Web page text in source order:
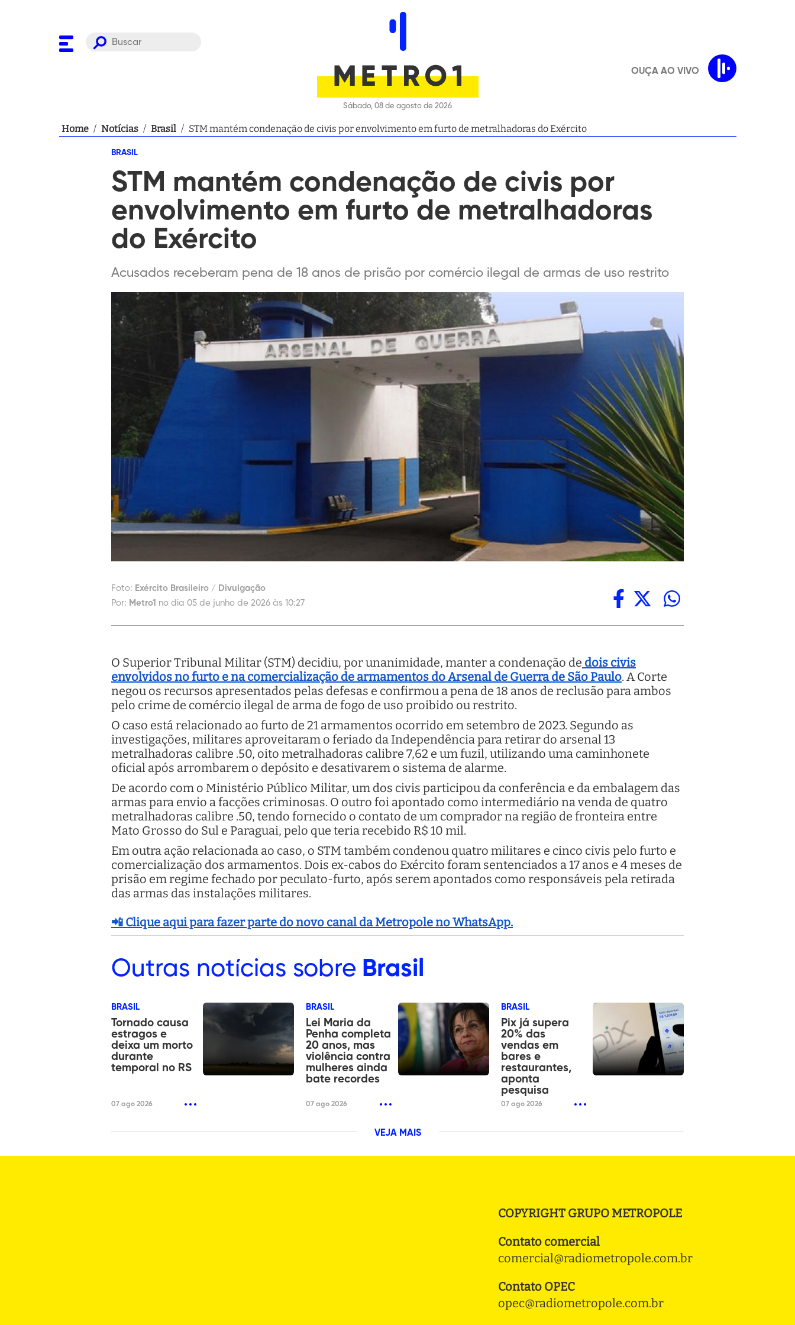
Sábado, 08 de agosto de 2026
OUÇA AO VIVO
Home / Notícias / Brasil / STM mantém condenação de civis por envolvimento em furto de metralhadoras do Exército
BRASIL
STM mantém condenação de civis por
envolvimento em furto de metralhadoras
do Exército
Acusados receberam pena de 18 anos de prisão por comércio ilegal de armas de uso restrito
Foto: Exército Brasileiro / Divulgação
Por: Metro1 no dia 05 de junho de 2026 às 10:27
O Superior Tribunal Militar (STM) decidiu, por unanimidade, manter a condenação de dois civis
envolvidos no furto e na comercialização de armamentos do Arsenal de Guerra de São Paulo. A Corte
negou os recursos apresentados pelas defesas e confirmou a pena de 18 anos de reclusão para ambos
pelo crime de comércio ilegal de arma de fogo de uso proibido ou restrito.
O caso está relacionado ao furto de 21 armamentos ocorrido em setembro de 2023. Segundo as
investigações, militares aproveitaram o feriado da Independência para retirar do arsenal 13
metralhadoras calibre .50, oito metralhadoras calibre 7,62 e um fuzil, utilizando uma caminhonete
oficial após arrombarem o depósito e desativarem o sistema de alarme.
De acordo com o Ministério Público Militar, um dos civis participou da conferência e da embalagem das
armas para envio a facções criminosas. O outro foi apontado como intermediário na venda de quatro
metralhadoras calibre .50, tendo fornecido o contato de um comprador na região de fronteira entre
Mato Grosso do Sul e Paraguai, pelo que teria recebido R$ 10 mil.
Em outra ação relacionada ao caso, o STM também condenou quatro militares e cinco civis pelo furto e
comercialização dos armamentos. Dois ex-cabos do Exército foram sentenciados a 17 anos e 4 meses de
prisão em regime fechado por peculato-furto, após serem apontados como responsáveis pela retirada
das armas das instalações militares.
📲 Clique aqui para fazer parte do novo canal da Metropole no WhatsApp.
Outras notícias sobre Brasil
BRASIL
Tornado causa
estragos e
deixa um morto
durante
temporal no RS
07 ago 2026
BRASIL
Lei Maria da
Penha completa
20 anos, mas
violência contra
mulheres ainda
bate recordes
07 ago 2026
BRASIL
Pix já supera
20% das
vendas em
bares e
restaurantes,
aponta
pesquisa
07 ago 2026
VEJA MAIS
COPYRIGHT GRUPO METROPOLE
Contato comercial
comercial@radiometropole.com.br
Contato OPEC
opec@radiometropole.com.br